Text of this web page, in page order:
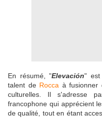
En résumé, "Elevación" est
talent de Rocca à fusionner
culturelles. Il s'adresse
francophone qui apprécient
de qualité, tout en étant